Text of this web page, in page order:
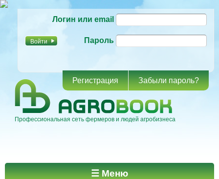
основному
Логин или email
Пароль
Регистрация Забыли пароль?
Профессиональная сеть фермеров и людей агробизнеса
Главное меню ☰ Меню